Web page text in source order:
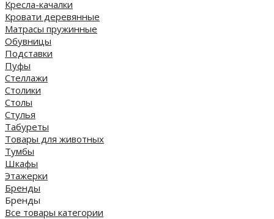
Кресла-качалки
Кровати деревянные
Матрасы пружинные
Обувницы
Подставки
Пуфы
Стеллажи
Столики
Столы
Стулья
Табуреты
Товары для животных
Тумбы
Шкафы
Этажерки
Бренды
Бренды
Все товары категории